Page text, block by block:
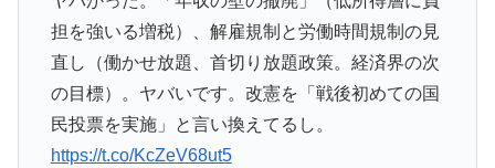
担を強いる増税）、解雇規制と労働時間規制の見
直し（働かせ放題、首切り放題政策。経済界の次
の目標）。ヤバいです。改憲を「戦後初めての国
民投票を実施」と言い換えてるし。
https://t.co/KcZeV68ut5